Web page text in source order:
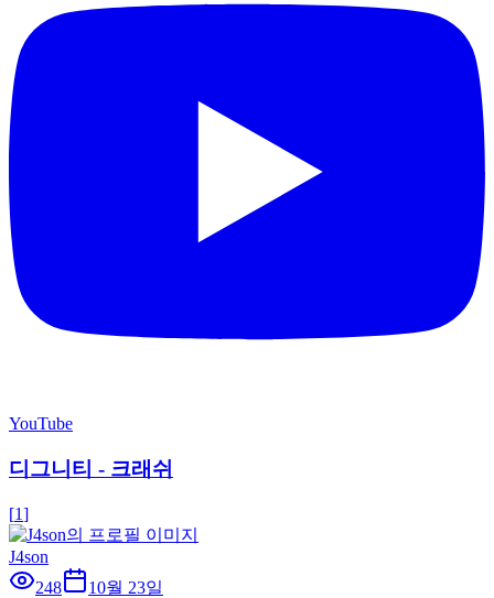
YouTube
디그니티 - 크래쉬
[1]
J4son
248
10월 23일